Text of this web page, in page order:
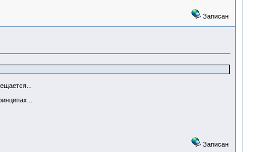
Записан
Записан